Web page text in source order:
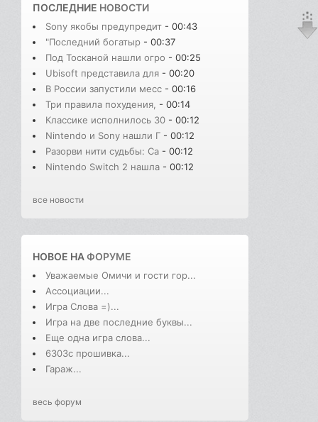
ПОСЛЕДНИЕ НОВОСТИ
Sony якобы предупредит - 00:43
"Последний богатыр - 00:37
Под Тосканой нашли огро - 00:25
Ubisoft представила для - 00:20
В России запустили месс - 00:16
Три правила похудения, - 00:14
Классике исполнилось 30 - 00:12
Nintendo и Sony нашли Г - 00:12
Разорви нити судьбы: Сa - 00:12
Nintendo Switch 2 нашла - 00:12
все новости
НОВОЕ НАФОРУМЕ
Уважаемые Омичи и гости гор...
Ассоциации...
Игра Слова =)...
Игра на две последние буквы...
Еще одна игра слова...
6303с прошивка...
Гараж...
весь форум